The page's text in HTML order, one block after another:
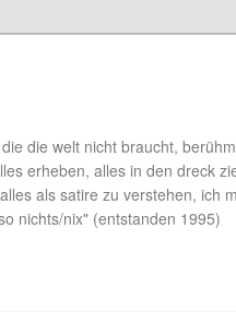
die welt nicht braucht,
erheben, alles in den dreck
als satire zu verstehen, ich
nichts/nix" (entstanden 1995)